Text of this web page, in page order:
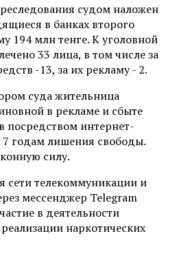
судом наложен
в банках второго
194 млн тенге. К уголовной
33 лица, в том числе за
-13, за их рекламу - 2.
суда жительница
в рекламе и сбыте
посредством интернет-
7 годам лишения свободы.
силу.
сети телекоммуникации и
мессенджер Telegram
в деятельности
наркотических